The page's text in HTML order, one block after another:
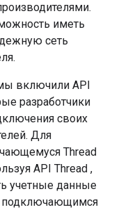
иметь
сеть
включили API
разработчики
своих
Для
Thread
API Thread ,
учетные данные
подключающимся